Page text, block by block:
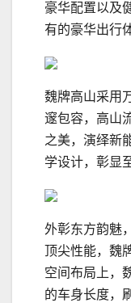
豪华配置以及
有的豪华出行
魏牌高山采用
邃包容，高山
之美，演绎新
学设计，彰显
外彰东方韵魅
顶尖性能，魏
空间布局上，
的车身长度，